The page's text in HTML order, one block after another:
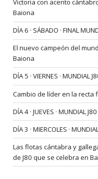
Victoria con acento
Baiona
DÍA 6 · SÁBADO · FINAL
El nuevo campeón del
Baiona
DÍA 5 · VIERNES · MUNDIAL
Cambio de líder en la recta
DÍA 4 · JUEVES · MUNDIAL
DÍA 3 · MIERCOLES ·
Las flotas cántabra y
de J80 que se celebra en